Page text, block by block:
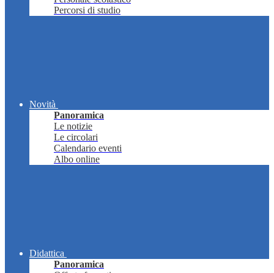
Percorsi di studio
Novità
Panoramica
Le notizie
Le circolari
Calendario eventi
Albo online
Didattica
Panoramica